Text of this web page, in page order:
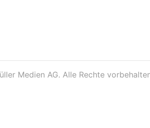
Medien AG. Alle Rechte